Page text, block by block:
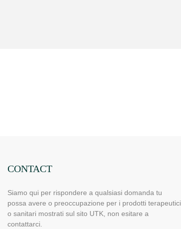
CONTACT
Siamo qui per rispondere a qualsiasi domanda tu
possa avere o preoccupazione per i prodotti terapeutici
o sanitari mostrati sul sito UTK, non esitare a
contattarci.